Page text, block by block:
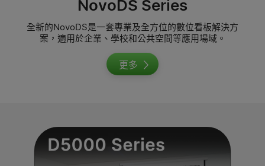
NovoDS Series
全新的NovoDS是一套專業及全方位的數位看板解決方
案，適用於企業、學校和公共空間等應用場域。
更多